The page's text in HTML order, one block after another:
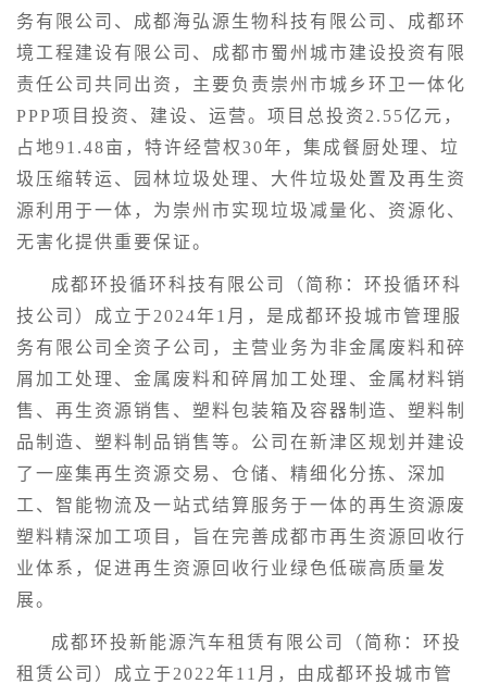
务有限公司、成都海弘源生物科技有限公司、成都环
境工程建设有限公司、成都市蜀州城市建设投资有限
责任公司共同出资，主要负责崇州市城乡环卫一体化
PPP项目投资、建设、运营。项目总投资2.55亿元，
占地91.48亩，特许经营权30年，集成餐厨处理、垃
圾压缩转运、园林垃圾处理、大件垃圾处置及再生资
源利用于一体，为崇州市实现垃圾减量化、资源化、
无害化提供重要保证。
成都环投循环科技有限公司（简称：环投循环科
技公司）成立于2024年1月，是成都环投城市管理服
务有限公司全资子公司，主营业务为非金属废料和碎
屑加工处理、金属废料和碎屑加工处理、金属材料销
售、再生资源销售、塑料包装箱及容器制造、塑料制
品制造、塑料制品销售等。公司在新津区规划并建设
了一座集再生资源交易、仓储、精细化分拣、深加
工、智能物流及一站式结算服务于一体的再生资源废
塑料精深加工项目，旨在完善成都市再生资源回收行
业体系，促进再生资源回收行业绿色低碳高质量发
展。
成都环投新能源汽车租赁有限公司（简称：环投
租赁公司）成立于2022年11月，由成都环投城市管